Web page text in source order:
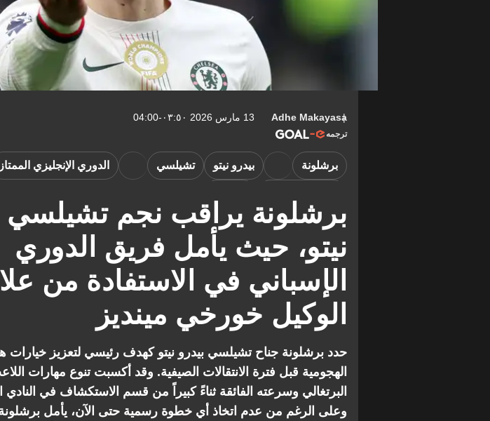
Adhe Makayasa 13 مارس 2026 ٠٣:٥٠-04:00
ترجمه
برشلونة يراقب نجم تشيلسي
نيتو، حيث يأمل فريق الدوري
الإسباني في الاستفادة من
الوكيل خورخي مينديز
برشلونة بيدرو نيتو تشيلسي الدوري الإنجليزي الممتاز
حدد برشلونة جناح تشيلسي بيدرو نيتو كهدف رئيسي لتعزيز خيارات
الهجومية قبل فترة الانتقالات الصيفية. وقد أكسبت تنوع مهارات
البرتغالي وسرعته الفائقة ثناءً كبيراً من قسم الاستكشاف في النادي
وعلى الرغم من عدم اتخاذ أي خطوة رسمية حتى الآن، يأمل